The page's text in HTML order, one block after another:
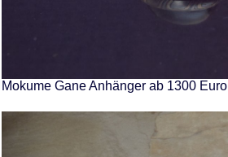
Mokume Gane Anhänger ab 1300 Euro